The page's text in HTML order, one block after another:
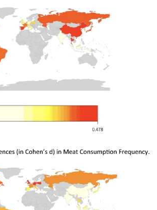
три гипотезы:
универсальны и не зависят от
с гендерными ролями и слабее в
равенством.
в развитых странах из-за
для выражения гендерных
в 2021 году с помощью платформы
США. После исключения невалидных
802 участника.